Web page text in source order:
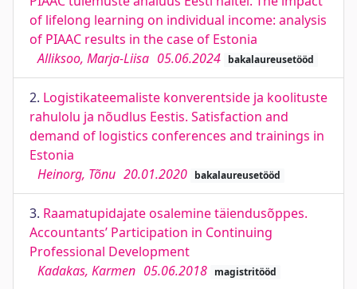
of lifelong learning on individual income: analysis
of PIAAC results in the case of Estonia
Alliksoo, Marja-Liisa 05.06.2024 bakalaureusetööd
2. Logistikateemaliste konverentside ja koolituste
rahulolu ja nõudlus Eestis. Satisfaction and
demand of logistics conferences and trainings in
Estonia
Heinorg, Tõnu 20.01.2020 bakalaureusetööd
3. Raamatupidajate osalemine täiendusõppes.
Accountants’ Participation in Continuing
Professional Development
Kadakas, Karmen 05.06.2018 magistritööd